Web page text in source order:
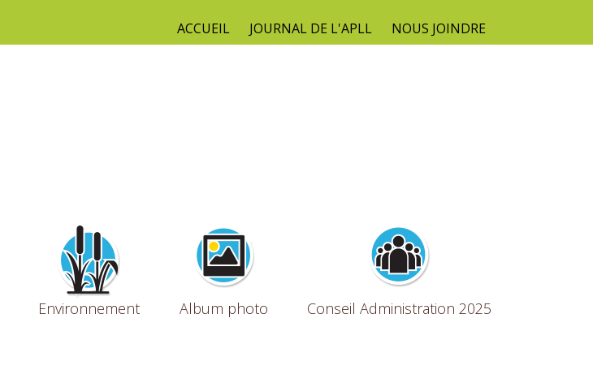
ACCUEIL JOURNAL DE L'APLL NOUS JOINDRE
Environnement Album photo Conseil Administration 2025